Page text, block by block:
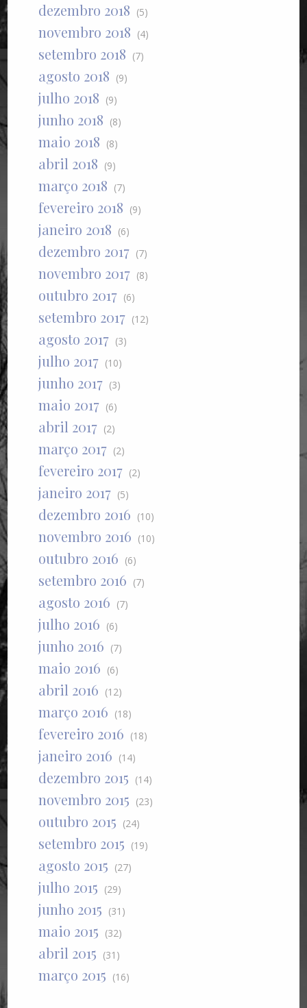
dezembro 2018 (5)
novembro 2018 (4)
setembro 2018 (7)
agosto 2018 (9)
julho 2018 (9)
junho 2018 (8)
maio 2018 (8)
abril 2018 (9)
março 2018 (7)
fevereiro 2018 (9)
janeiro 2018 (6)
dezembro 2017 (7)
novembro 2017 (8)
outubro 2017 (6)
setembro 2017 (12)
agosto 2017 (3)
julho 2017 (10)
junho 2017 (3)
maio 2017 (6)
abril 2017 (2)
março 2017 (2)
fevereiro 2017 (2)
janeiro 2017 (5)
dezembro 2016 (10)
novembro 2016 (10)
outubro 2016 (6)
setembro 2016 (7)
agosto 2016 (7)
julho 2016 (6)
junho 2016 (7)
maio 2016 (6)
abril 2016 (12)
março 2016 (18)
fevereiro 2016 (18)
janeiro 2016 (14)
dezembro 2015 (14)
novembro 2015 (23)
outubro 2015 (24)
setembro 2015 (19)
agosto 2015 (27)
julho 2015 (29)
junho 2015 (31)
maio 2015 (32)
abril 2015 (31)
março 2015 (16)